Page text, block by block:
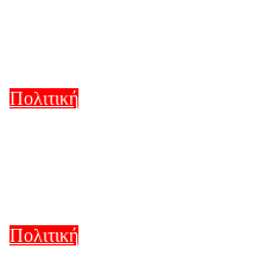
Πολιτική
Πολιτική